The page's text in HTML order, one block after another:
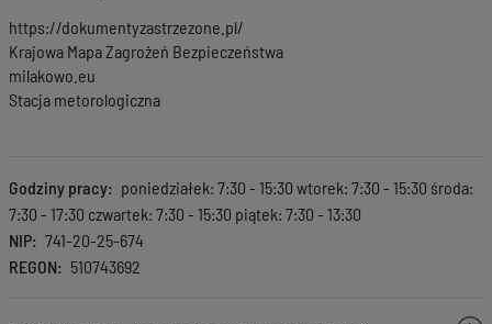
https://dokumentyzastrzezone.pl/
Krajowa Mapa Zagrożeń Bezpieczeństwa
milakowo.eu
Stacja metorologiczna
Godziny pracy
poniedziałek: 7:30 - 15:30 wtorek: 7:30 - 15:30 środa:
7:30 - 17:30 czwartek: 7:30 - 15:30 piątek: 7:30 - 13:30
NIP
741-20-25-674
REGON
510743692